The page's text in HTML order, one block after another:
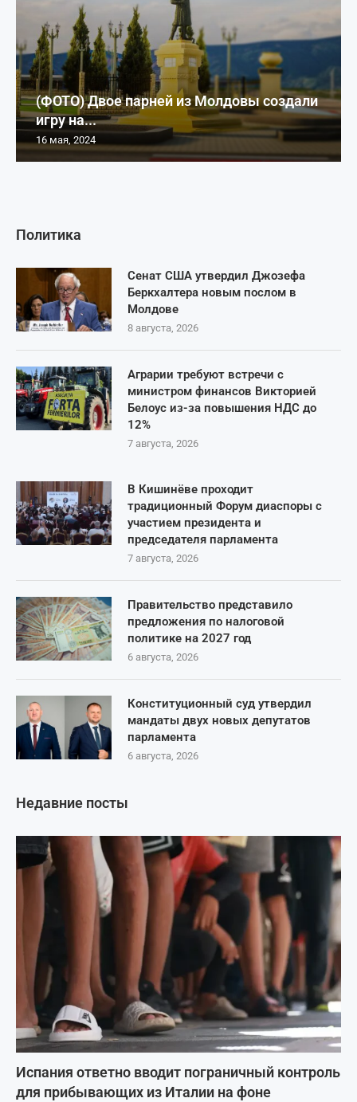
Политика
Сенат США утвердил Джозефа
Беркхалтера новым послом в
Молдове
8 августа, 2026
Аграрии требуют встречи с
министром финансов Викторией
Белоус из-за повышения НДС до
12%
7 августа, 2026
В Кишинёве проходит
традиционный Форум диаспоры с
участием президента и
председателя парламента
7 августа, 2026
Правительство представило
предложения по налоговой
политике на 2027 год
6 августа, 2026
Конституционный суд утвердил
мандаты двух новых депутатов
парламента
6 августа, 2026
Недавние посты
Испания ответно вводит пограничный контроль
для прибывающих из Италии на фоне
(ФОТО) Двое парней из Молдовы создали
игру на...
16 мая, 2024